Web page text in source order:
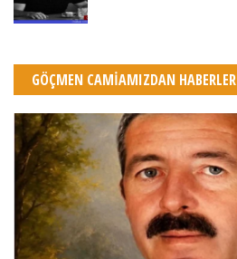
GÖÇMEN CAMİAMIZDAN HABERLER